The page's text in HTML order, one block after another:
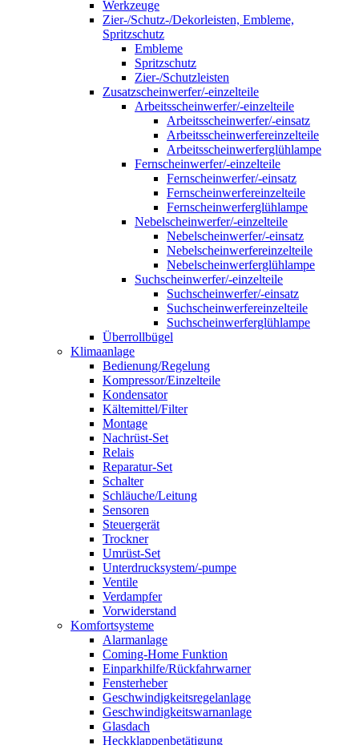
Werkzeuge
Zier-/Schutz-/Dekorleisten, Embleme,
Spritzschutz
Embleme
Spritzschutz
Zier-/Schutzleisten
Zusatzscheinwerfer/-einzelteile
Arbeitsscheinwerfer/-einzelteile
Arbeitsscheinwerfer/-einsatz
Arbeitsscheinwerfereinzelteile
Arbeitsscheinwerferglühlampe
Fernscheinwerfer/-einzelteile
Fernscheinwerfer/-einsatz
Fernscheinwerfereinzelteile
Fernscheinwerferglühlampe
Nebelscheinwerfer/-einzelteile
Nebelscheinwerfer/-einsatz
Nebelscheinwerfereinzelteile
Nebelscheinwerferglühlampe
Suchscheinwerfer/-einzelteile
Suchscheinwerfer/-einsatz
Suchscheinwerfereinzelteile
Suchscheinwerferglühlampe
Überrollbügel
Klimaanlage
Bedienung/Regelung
Kompressor/Einzelteile
Kondensator
Kältemittel/Filter
Montage
Nachrüst-Set
Relais
Reparatur-Set
Schalter
Schläuche/Leitung
Sensoren
Steuergerät
Trockner
Umrüst-Set
Unterdrucksystem/-pumpe
Ventile
Verdampfer
Vorwiderstand
Komfortsysteme
Alarmanlage
Coming-Home Funktion
Einparkhilfe/Rückfahrwarner
Fensterheber
Geschwindigkeitsregelanlage
Geschwindigkeitswarnanlage
Glasdach
Heckklappenbetätigung